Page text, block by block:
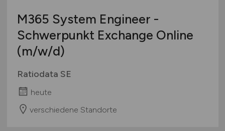
M365 System Engineer -
Schwerpunkt Exchange Online
(m/w/d)
Ratiodata SE
heute
verschiedene Standorte